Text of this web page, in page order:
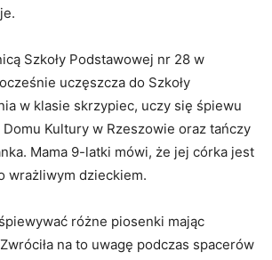
Szkoły Podstawowej nr 28 w
uczęszcza do Szkoły
w klasie skrzypiec, uczy się śpiewu
Domu Kultury w Rzeszowie oraz tańczy
Mama 9-latki mówi, że jej córka jest
wrażliwym dzieckiem.
różne piosenki mając
na to uwagę podczas spacerów